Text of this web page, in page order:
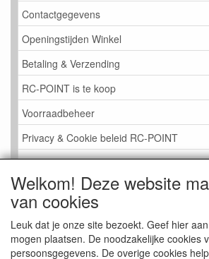
Contactgegevens
Openingstijden Winkel
Betaling & Verzending
RC-POINT is te koop
Voorraadbeheer
Privacy & Cookie beleid RC-POINT
LINK PAGINA
Gastenboek RC-POINT
Kijkje in de Winkel
Welkom! Deze website
van cookies
Leuk dat je onze site bezoekt. Geef hier
mogen plaatsen. De noodzakelijke cookies
persoonsgegevens. De overige cookies